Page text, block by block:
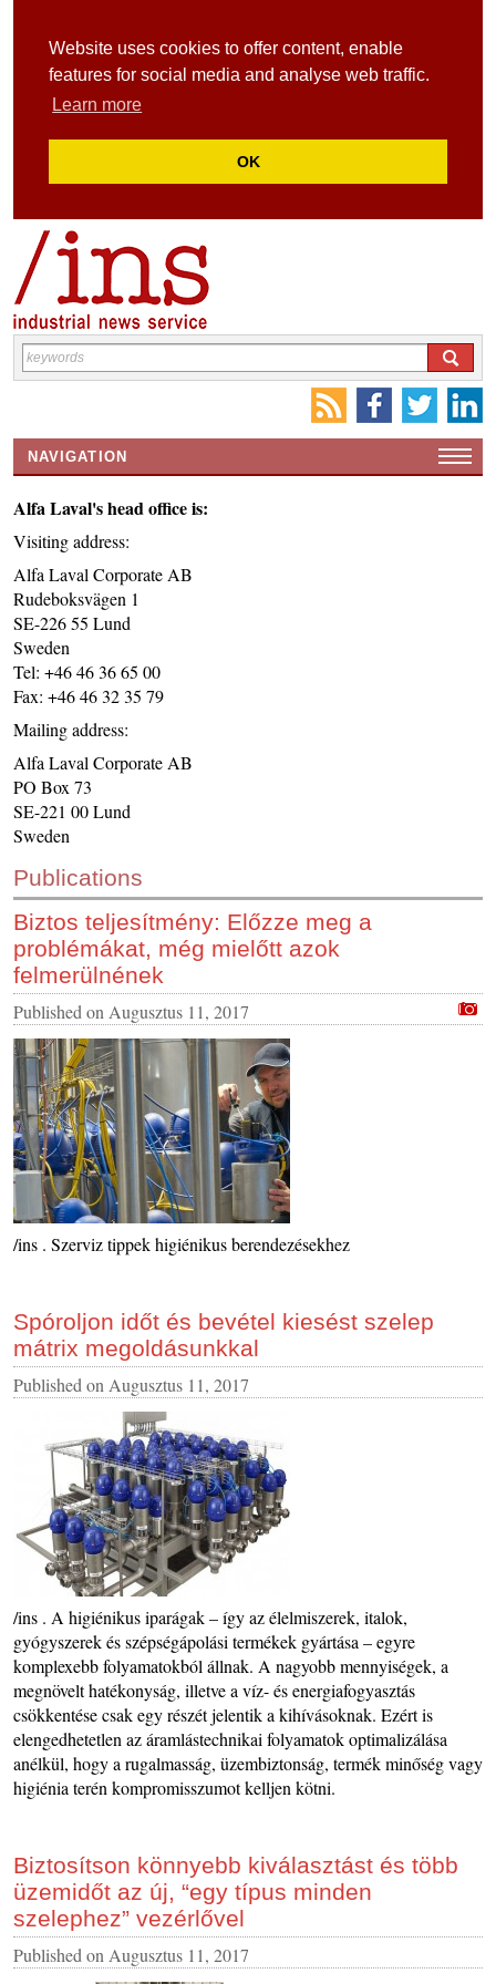
Website uses cookies to offer content, enable
features for social media and analyse web traffic.
Learn more
OK
NAVIGATION
INS MAIN WEBSITE
ABOUT US
Alfa Laval's head office is:
Visiting address:
Alfa Laval Corporate AB
Rudeboksvägen 1
SE-226 55 Lund
Sweden
Tel: +46 46 36 65 00
Fax: +46 46 32 35 79
Mailing address:
Alfa Laval Corporate AB
PO Box 73
SE-221 00 Lund
Sweden
Publications
Biztos teljesítmény: Előzze meg a
problémákat, még mielőtt azok
felmerülnének
Published on Augusztus 11, 2017
/ins . Szerviz tippek higiénikus berendezésekhez
Spóroljon időt és bevétel kiesést szelep
mátrix megoldásunkkal
Published on Augusztus 11, 2017
/ins . A higiénikus iparágak – így az élelmiszerek, italok,
gyógyszerek és szépségápolási termékek gyártása – egyre
komplexebb folyamatokból állnak. A nagyobb mennyiségek, a
megnövelt hatékonyság, illetve a víz- és energiafogyasztás
csökkentése csak egy részét jelentik a kihívásoknak. Ezért is
elengedhetetlen az áramlástechnikai folyamatok optimalizálása
anélkül, hogy a rugalmasság, üzembiztonság, termék minőség vagy
higiénia terén kompromisszumot kelljen kötni.
Biztosítson könnyebb kiválasztást és több
üzemidőt az új, “egy típus minden
szelephez” vezérlővel
Published on Augusztus 11, 2017